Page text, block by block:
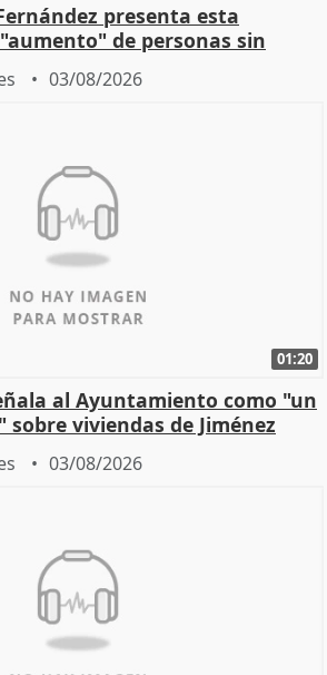
presenta esta
de personas sin
03/08/2026
01:20
al Ayuntamiento como "un
sobre viviendas de Jiménez
03/08/2026